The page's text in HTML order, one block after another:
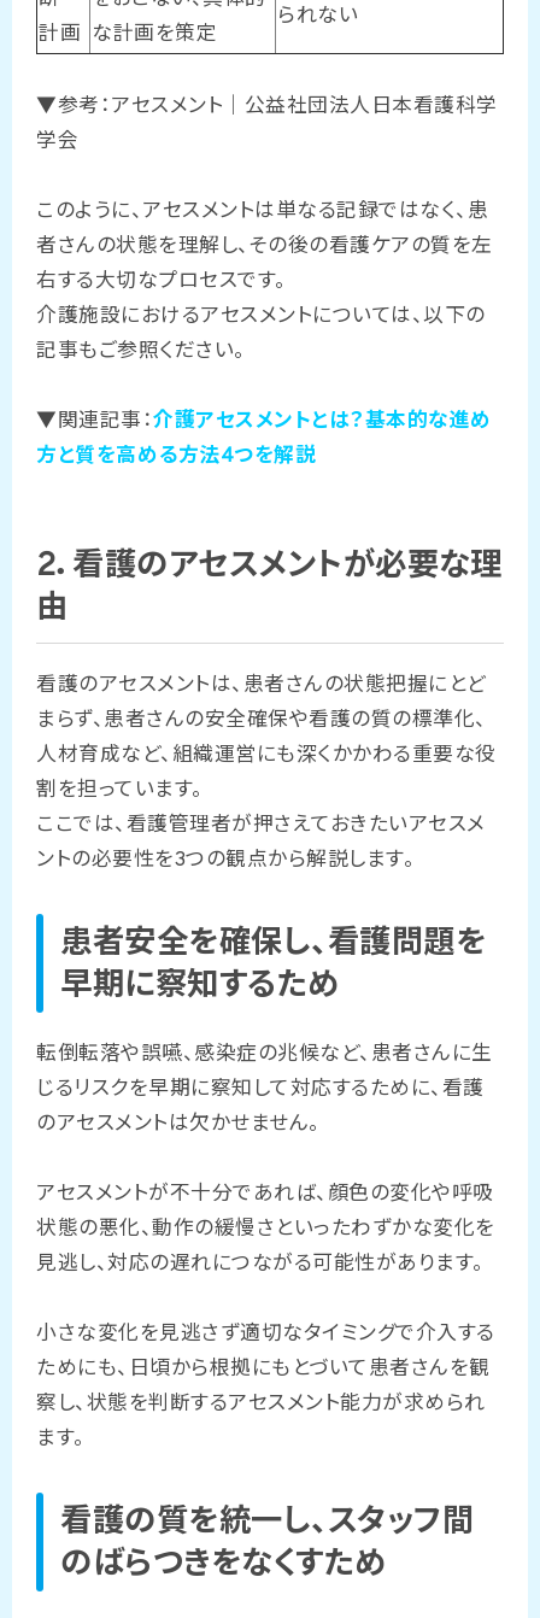
計画 な計画を策定
られない
▼参考：アセスメント｜公益社団法人日本看護科学
学会
このように、アセスメントは単なる記録ではなく、患
者さんの状態を理解し、その後の看護ケアの質を左
右する大切なプロセスです。
介護施設におけるアセスメントについては、以下の
記事もご参照ください。
▼関連記事：介護アセスメントとは？基本的な進め
方と質を高める方法4つを解説
2．看護のアセスメントが必要な理
由
看護のアセスメントは、患者さんの状態把握にとど
まらず、患者さんの安全確保や看護の質の標準化、
人材育成など、組織運営にも深くかかわる重要な役
割を担っています。
ここでは、看護管理者が押さえておきたいアセスメ
ントの必要性を3つの観点から解説します。
患者安全を確保し、看護問題を
早期に察知するため
転倒転落や誤嚥、感染症の兆候など、患者さんに生
じるリスクを早期に察知して対応するために、看護
のアセスメントは欠かせません。
アセスメントが不十分であれば、顔色の変化や呼吸
状態の悪化、動作の緩慢さといったわずかな変化を
見逃し、対応の遅れにつながる可能性があります。
小さな変化を見逃さず適切なタイミングで介入する
ためにも、日頃から根拠にもとづいて患者さんを観
察し、状態を判断するアセスメント能力が求められ
ます。
看護の質を統一し、スタッフ間
のばらつきをなくすため